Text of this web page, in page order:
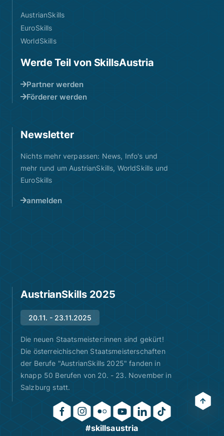
AustrianSkills
EuroSkills
WorldSkills
Werde Teil von SkillsAustria
Partner werden
Förderer werden
Newsletter
Nichts mehr verpassen: News, Info's und
mehr rund um AustrianSkills, WorldSkills und
EuroSkills
anmelden
AustrianSkills 2025
20.11. - 23.11.2025
Die neuen Staatsmeister:innen sind gekürt!
Die österreichischen Staatsmeisterschaften
der Berufe "AustrianSkills 2025" fanden in
knapp 50 Berufen von 20. - 23. November in
Salzburg statt.
#skillsaustria